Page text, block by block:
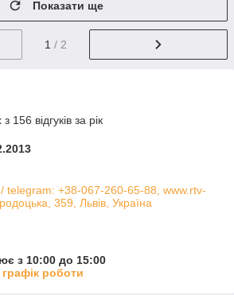
Показати ще
1 / 2
156 відгуків за рік
telegram: +38-067-260-65-88, www.rtv-
359, Львів, Україна
з 10:00 до 15:00
роботи